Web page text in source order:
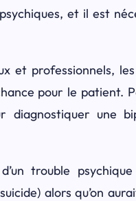
et il est
et professionnels,
pour le patient.
diagnostiquer une
trouble
alors qu’on